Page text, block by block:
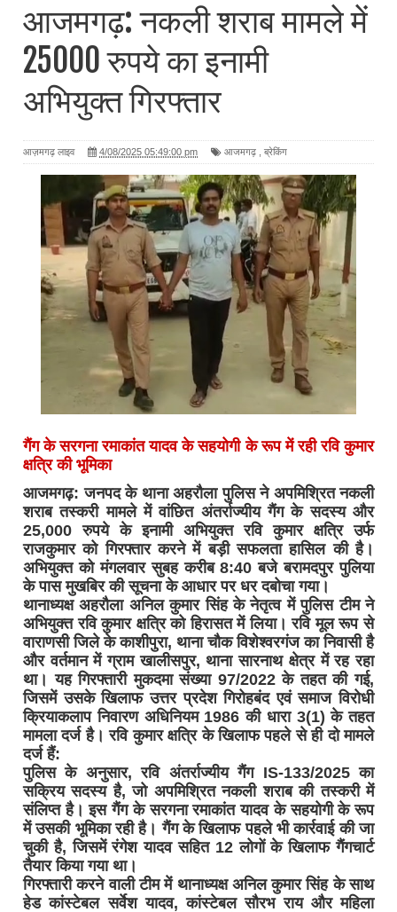
आजमगढ़: नकली शराब मामले में
25000 रुपये का इनामी
अभियुक्त गिरफ्तार
आज़मगढ़ लाइव 4/08/2025 05:49:00 pm आजमगढ़ ब्रेकिंग
गैंग के सरगना रमाकांत यादव के सहयोगी के रूप में रही रवि कुमार
क्षत्रि की भूमिका
आजमगढ़: जनपद के थाना अहरौला पुलिस ने अपमिश्रित नकली
शराब तस्करी मामले में वांछित अंतर्राज्यीय गैंग के सदस्य और
25,000 रुपये के इनामी अभियुक्त रवि कुमार क्षत्रि उर्फ
राजकुमार को गिरफ्तार करने में बड़ी सफलता हासिल की है।
अभियुक्त को मंगलवार सुबह करीब 8:40 बजे बरामदपुर पुलिया
के पास मुखबिर की सूचना के आधार पर धर दबोचा गया।
थानाध्यक्ष अहरौला अनिल कुमार सिंह के नेतृत्व में पुलिस टीम ने
अभियुक्त रवि कुमार क्षत्रि को हिरासत में लिया। रवि मूल रूप से
वाराणसी जिले के काशीपुरा, थाना चौक विशेश्वरगंज का निवासी है
और वर्तमान में ग्राम खालीसपुर, थाना सारनाथ क्षेत्र में रह रहा
था। यह गिरफ्तारी मुकदमा संख्या 97/2022 के तहत की गई,
जिसमें उसके खिलाफ उत्तर प्रदेश गिरोहबंद एवं समाज विरोधी
क्रियाकलाप निवारण अधिनियम 1986 की धारा 3(1) के तहत
मामला दर्ज है। रवि कुमार क्षत्रि के खिलाफ पहले से ही दो मामले
दर्ज हैं:
पुलिस के अनुसार, रवि अंतर्राज्यीय गैंग IS-133/2025 का
सक्रिय सदस्य है, जो अपमिश्रित नकली शराब की तस्करी में
संलिप्त है। इस गैंग के सरगना रमाकांत यादव के सहयोगी के रूप
में उसकी भूमिका रही है। गैंग के खिलाफ पहले भी कार्रवाई की जा
चुकी है, जिसमें रंगेश यादव सहित 12 लोगों के खिलाफ गैंगचार्ट
तैयार किया गया था।
गिरफ्तारी करने वाली टीम में थानाध्यक्ष अनिल कुमार सिंह के साथ
हेड कांस्टेबल सर्वेश यादव, कांस्टेबल सौरभ राय और महिला